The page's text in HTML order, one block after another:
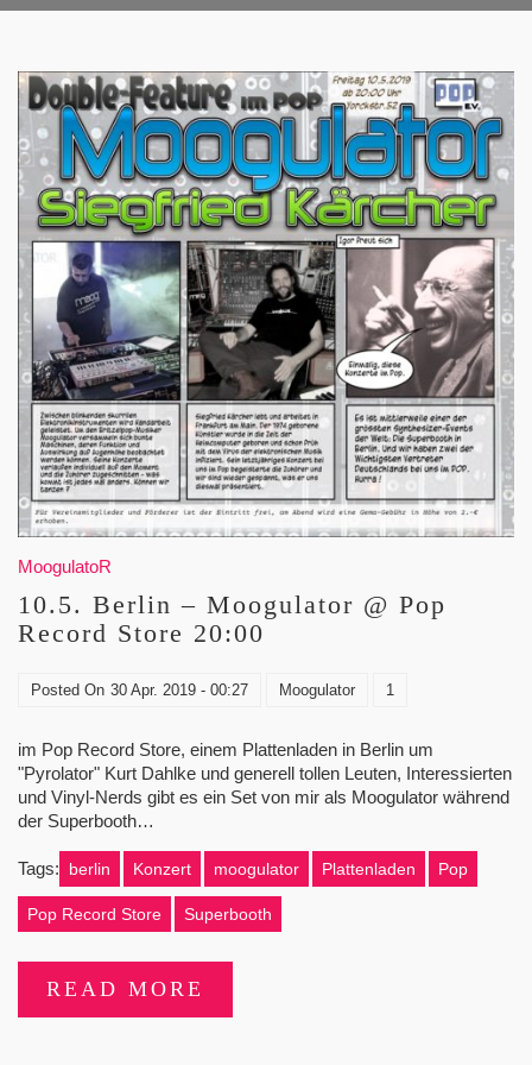
MoogulatoR
10.5. Berlin – Moogulator @ Pop
Record Store 20:00
Posted On 30 Apr. 2019 - 00:27 Moogulator 1
im Pop Record Store, einem Plattenladen in Berlin um
"Pyrolator" Kurt Dahlke und generell tollen Leuten, Interessierten
und Vinyl-Nerds gibt es ein Set von mir als Moogulator während
der Superbooth…
Tags: berlin Konzert moogulator Plattenladen Pop
Pop Record Store Superbooth
READ MORE